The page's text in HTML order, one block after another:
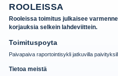
ROOLEISSA
Rooleissa toimitus julkaisee
korjauksia selkein lahdeviittein.
Toimituspoyta
Paivapaiva raportointisykli jatkuvilla
Tietoa meistä